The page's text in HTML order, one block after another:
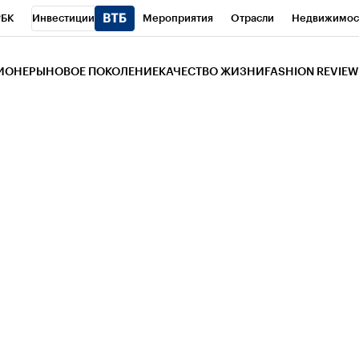
Инвестиции Мероприятия Отрасли
НОВОЕ ПОКОЛЕНИЕ КАЧЕСТВО ЖИЗНИ FASHION REVIEW